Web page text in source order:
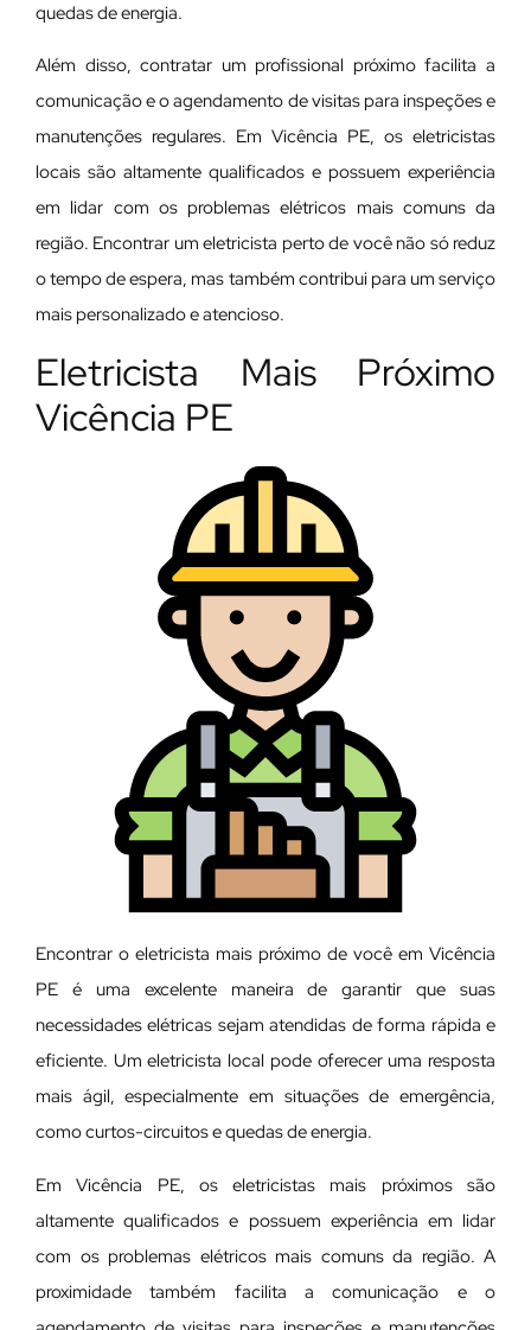
quedas de energia.
Além disso, contratar um profissional próximo facilita a
comunicação e o agendamento de visitas para inspeções e
manutenções regulares. Em Vicência PE, os eletricistas
locais são altamente qualificados e possuem experiência
em lidar com os problemas elétricos mais comuns da
região. Encontrar um eletricista perto de você não só reduz
o tempo de espera, mas também contribui para um serviço
mais personalizado e atencioso.
Eletricista Mais Próximo
Vicência PE
Encontrar o eletricista mais próximo de você em Vicência
PE é uma excelente maneira de garantir que suas
necessidades elétricas sejam atendidas de forma rápida e
eficiente. Um eletricista local pode oferecer uma resposta
mais ágil, especialmente em situações de emergência,
como curtos-circuitos e quedas de energia.
Em Vicência PE, os eletricistas mais próximos são
altamente qualificados e possuem experiência em lidar
com os problemas elétricos mais comuns da região. A
proximidade também facilita a comunicação e o